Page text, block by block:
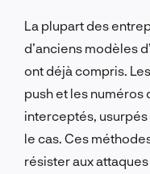
La plupart des
d’anciens modèles
ont déjà compris.
push et les
interceptés, usurpés
le cas. Ces
résister aux